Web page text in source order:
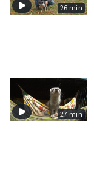
26 min
27 min